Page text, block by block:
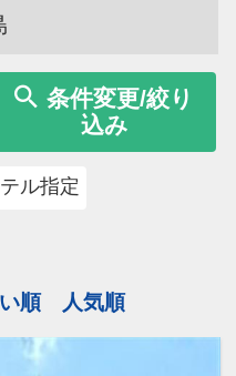
条件変更/絞り
込み
ル指定
順 人気順